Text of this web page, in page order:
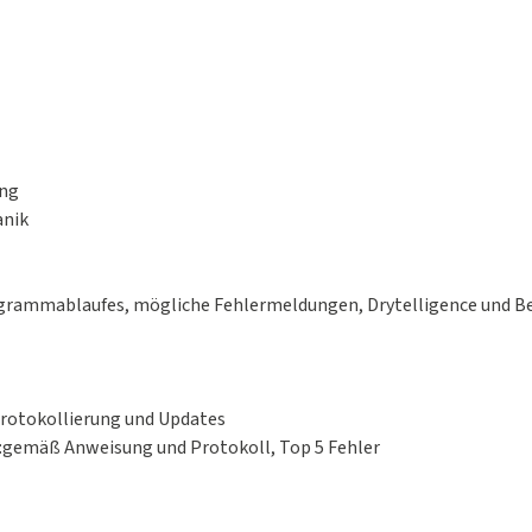
mögliche Fehlermeldungen, Drytelligence und
und Updates
Anweisung und Protokoll, Top 5 Fehler